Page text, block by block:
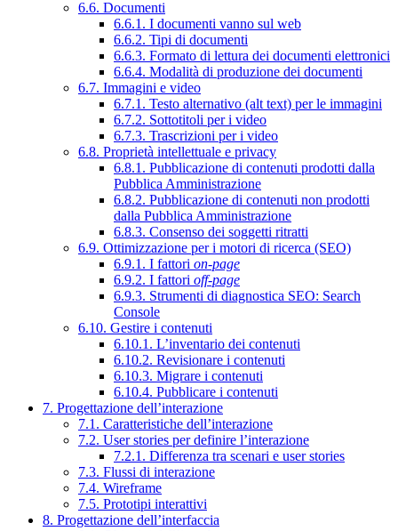
6.6. Documenti
6.6.1. I documenti vanno sul web
6.6.2. Tipi di documenti
6.6.3. Formato di lettura dei documenti elettronici
6.6.4. Modalità di produzione dei documenti
6.7. Immagini e video
6.7.1. Testo alternativo (alt text) per le immagini
6.7.2. Sottotitoli per i video
6.7.3. Trascrizioni per i video
6.8. Proprietà intellettuale e privacy
6.8.1. Pubblicazione di contenuti prodotti dalla
Pubblica Amministrazione
6.8.2. Pubblicazione di contenuti non prodotti
dalla Pubblica Amministrazione
6.8.3. Consenso dei soggetti ritratti
6.9. Ottimizzazione per i motori di ricerca (SEO)
6.9.1. I fattori on-page
6.9.2. I fattori off-page
6.9.3. Strumenti di diagnostica SEO: Search
Console
6.10. Gestire i contenuti
6.10.1. L’inventario dei contenuti
6.10.2. Revisionare i contenuti
6.10.3. Migrare i contenuti
6.10.4. Pubblicare i contenuti
7. Progettazione dell’interazione
7.1. Caratteristiche dell’interazione
7.2. User stories per definire l’interazione
7.2.1. Differenza tra scenari e user stories
7.3. Flussi di interazione
7.4. Wireframe
7.5. Prototipi interattivi
8. Progettazione dell’interfaccia